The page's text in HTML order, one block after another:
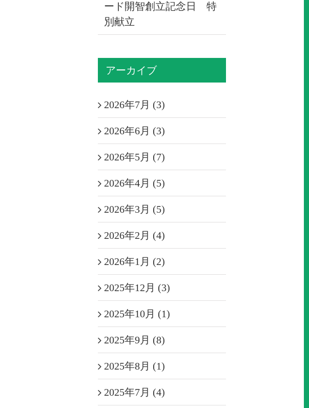
ード開智創立記念日 特
別献立
アーカイブ
2026年7月 (3)
2026年6月 (3)
2026年5月 (7)
2026年4月 (5)
2026年3月 (5)
2026年2月 (4)
2026年1月 (2)
2025年12月 (3)
2025年10月 (1)
2025年9月 (8)
2025年8月 (1)
2025年7月 (4)